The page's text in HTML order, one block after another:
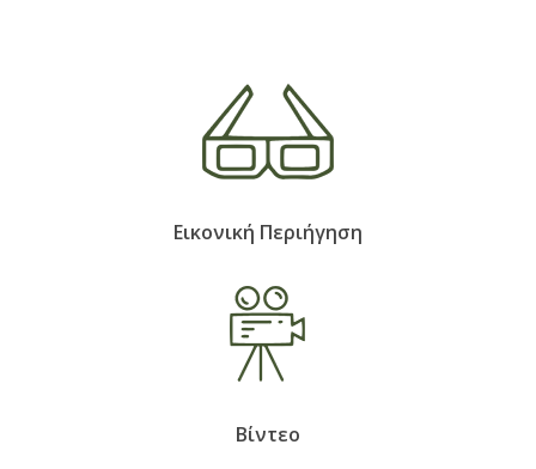
Εικονική Περιήγηση
Βίντεο